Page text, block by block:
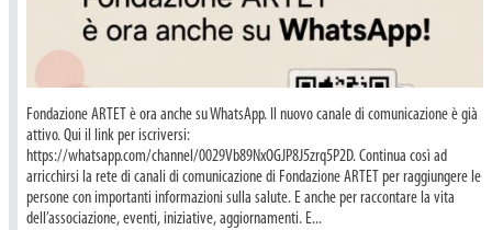
Fondazione ARTET è ora anche su WhatsApp. Il nuovo canale di comunicazione è già
attivo. Qui il link per iscriversi:
https://whatsapp.com/channel/0029Vb89NxOGJP8J5zrq5P2D. Continua così ad
arricchirsi la rete di canali di comunicazione di Fondazione ARTET per raggiungere le
persone con importanti informazioni sulla salute. E anche per raccontare la vita
dell’associazione, eventi, iniziative, aggiornamenti. E...